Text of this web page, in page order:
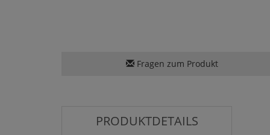
Fragen zum Produkt
PRODUKTDETAILS